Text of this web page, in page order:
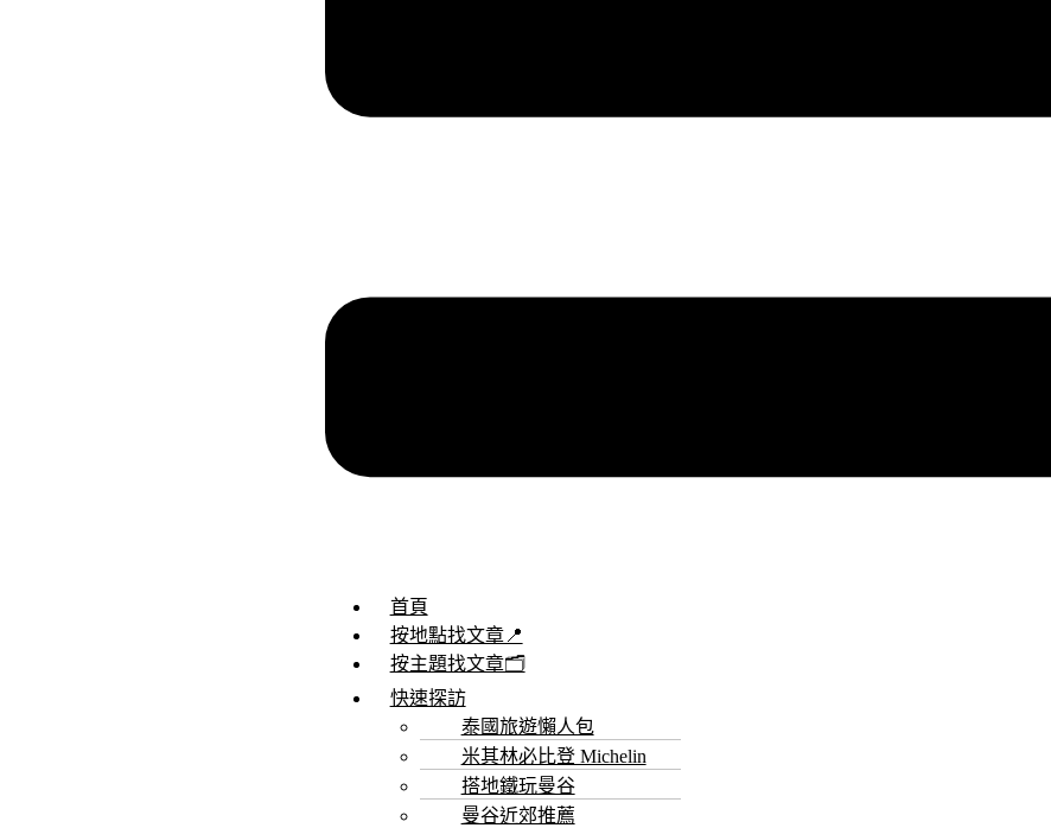
首頁
按地點找文章📍
按主題找文章🗂️
快速探訪
泰國旅遊懶人包
米其林必比登 Michelin
搭地鐵玩曼谷
曼谷近郊推薦